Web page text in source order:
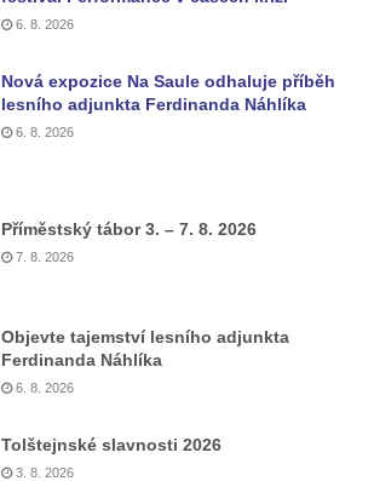
6. 8. 2026
Nová expozice Na Saule odhaluje příběh
lesního adjunkta Ferdinanda Náhlíka
6. 8. 2026
Příměstský tábor 3. – 7. 8. 2026
7. 8. 2026
Objevte tajemství lesního adjunkta
Ferdinanda Náhlíka
6. 8. 2026
Tolštejnské slavnosti 2026
3. 8. 2026